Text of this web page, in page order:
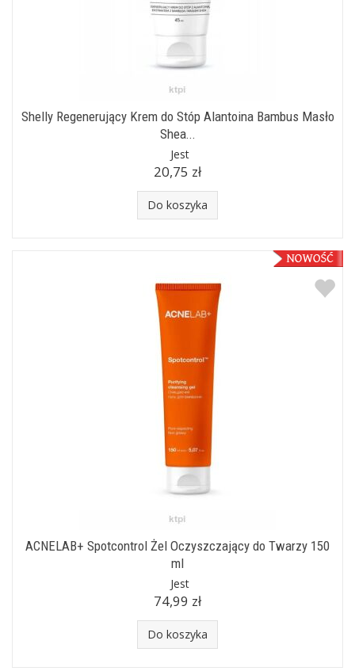
Shelly Regenerujący Krem do Stóp Alantoina Bambus Masło
Shea...
Jest
20,75 zł
Do koszyka
ACNELAB+ Spotcontrol Żel Oczyszczający do Twarzy 150
ml
Jest
74,99 zł
Do koszyka